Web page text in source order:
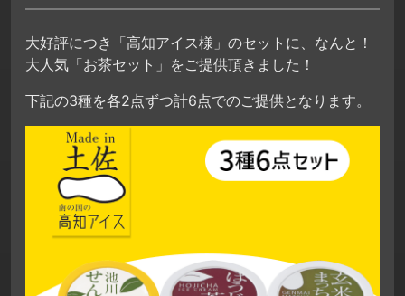
大好評につき「高知アイス様」のセットに、なんと！
大人気「お茶セット」をご提供頂きました！
下記の3種を各2点ずつ計6点でのご提供となります。